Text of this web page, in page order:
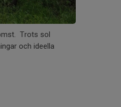
Trots sol
och ideella